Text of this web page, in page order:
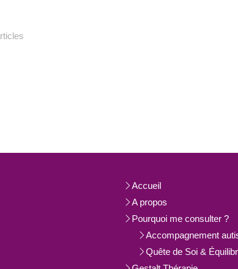
Accueil
A propos
Pourquoi me consulter ?
Accompagnement
Quête de Soi &